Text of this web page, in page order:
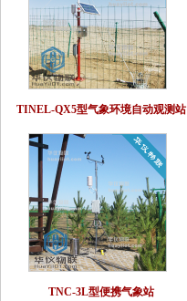
TINEL-QX5型气象环境自动观测站
TNC-3L型便携气象站